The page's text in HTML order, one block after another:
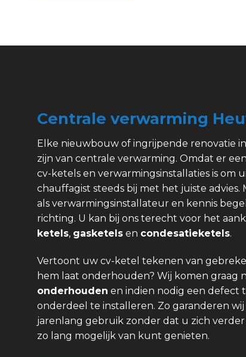
Centrale verwarming
Elke nieuwbouw of ingrijpende renovatie
zijn van centrale verwarming. Omdat er
cv-ketels en verwarmingsinstallaties is om
chauffagist steeds bij met het juiste
als verwarmingsinstallateur en kennis
richting. U kan bij ons terecht voor het
ketels, gasketels en condesatieketels.
Vertoont uw cv-ketel tekenen van
hem laat onderhouden? Wij komen graag
onderhouden en indien nodig een defect
onderdeel te installeren. Zo garanderen
jarenlang gebruik zonder dat u zich
zo lang mogelijk van kunt genieten.